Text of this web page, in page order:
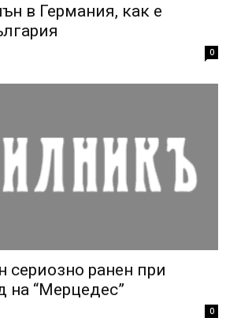
в Германия, как е
0
сериозно ранен при
на “Мерцедес”
0